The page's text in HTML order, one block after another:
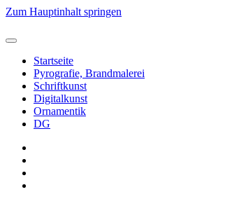
Zum Hauptinhalt springen
Startseite
Pyrografie, Brandmalerei
Schriftkunst
Digitalkunst
Ornamentik
DG